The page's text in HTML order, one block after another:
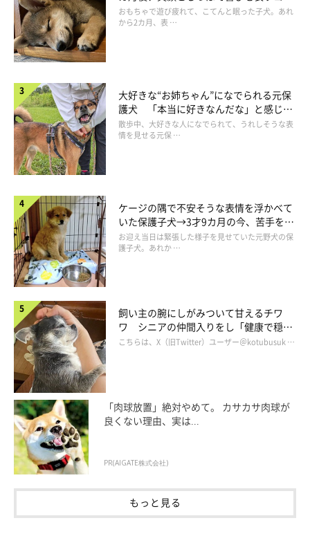
成長！
おもちゃで遊び疲れて、こてんと眠った子犬。あれ
から2カ月、表 …
大好きな“お姉ちゃん”になでられる元保
護犬 「本当に好きなんだな」と感じる
表情にほっこり
散歩中、大好きな人になでられて、うれしそうな表
情を見せる元保 …
ケージの隅で不安そうな表情を浮かべて
いた保護子犬→3才9カ月の今、苦手を克
服し頼もしいコに成長！
お迎え当日は緊張した様子を見せていた元野犬の保
護子犬。あれか …
飼い主の腕にしがみついて甘えるチワ
ワ シニアの仲間入りをし「健康で穏や
かな暮らしが続いてほしい」と願う
こちらは、X（旧Twitter）ユーザー＠kotubusuk …
「肉球放置」絶対やめて。 カサカサ肉球が
良くない理由、実は...
PR(AIGATE株式会社)
もっと見る